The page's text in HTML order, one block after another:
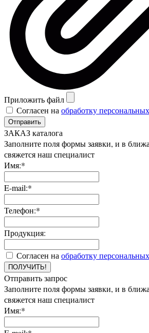
Приложить файл
Согласен на обработку
Отправить
ЗАКАЗ каталога
Заполните поля формы заявки, и в
свяжется наш специалист
Имя:*
E-mail:*
Телефон:*
Продукция:
Согласен на обработку
ПОЛУЧИТЬ!
Отправить запрос
Заполните поля формы заявки, и в
свяжется наш специалист
Имя:*